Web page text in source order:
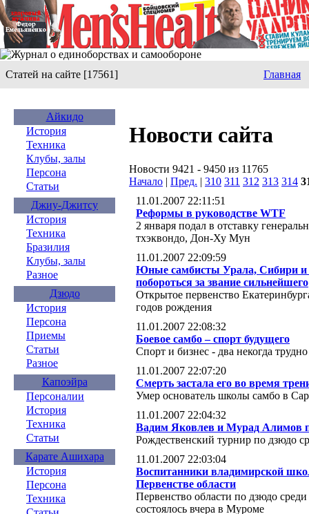
Статей на сайте [17561] Главная
Айкидо
История
Техника
Клубы, залы
Персона
Статьи
Джиу-Джитсу
История
Техника
Бразилия
Клубы, залы
Разное
Дзюдо
История
Персона
Приемы
Статьи
Разное
Капоэйра
Персоналии
История
Техника
Статьи
Карате Ашихара
История
Персона
Техника
Новости сайта
Новости 9421 - 9450 из 11765
Начало | Пред. | 310 311 312 313 314
11.01.2007 22:11:51
Реформы в руководстве WTF
2 января подал в отставку
тхэквондо, Дон-Ху Мун
11.01.2007 22:09:59
Юные самбисты Урала, Сибири и
побороться за звание сильнейшего
Открытое первенство
годов рождения
11.01.2007 22:08:32
Боевое самбо – спорт будущего
Спорт и бизнес - два некогда
11.01.2007 22:07:20
Смерть застала его во время
Умер основатель школы самбо в
11.01.2007 22:04:32
Вадим Яковлев и Мурад Алимов
Рождественский турнир по дзюдо
11.01.2007 22:03:04
Воспитанники владимирской
Первенстве области
Первенство области по дзюдо
состоялось вчера в Муроме